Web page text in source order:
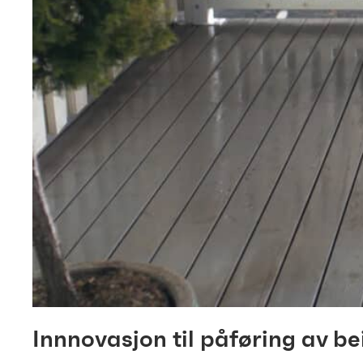
Innnovasjon til påføring av